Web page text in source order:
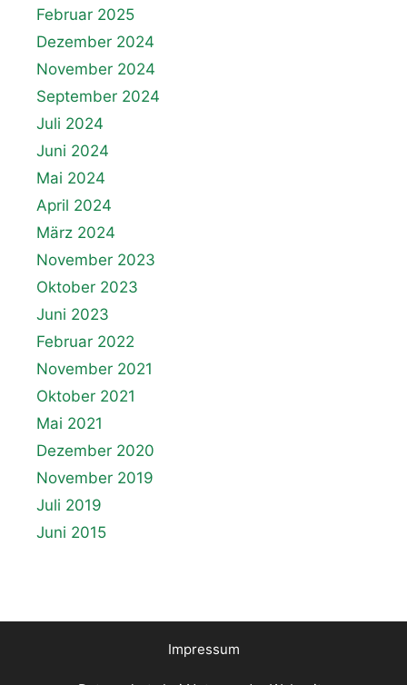
Februar 2025
Dezember 2024
November 2024
September 2024
Juli 2024
Juni 2024
Mai 2024
April 2024
März 2024
November 2023
Oktober 2023
Juni 2023
Februar 2022
November 2021
Oktober 2021
Mai 2021
Dezember 2020
November 2019
Juli 2019
Juni 2015
Impressum